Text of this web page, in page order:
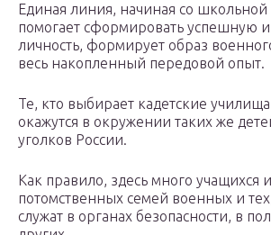
Единая линия, начиная со школьной
помогает сформировать успешную
личность, формирует образ
весь накопленный передовой опыт.
Те, кто выбирает кадетские училища
окажутся в окружении таких же
уголков России.
Как правило, здесь много учащихся
потомственных семей военных и
служат в органах безопасности, в